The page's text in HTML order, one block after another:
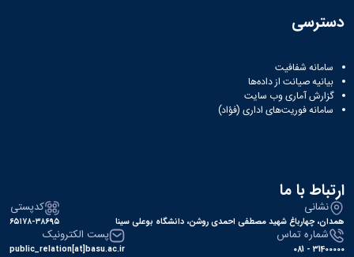
دسترسی
سامانه شفافیت
بیانیه صیانت از داده‌ها
گزارش آماری وب‌ سایت
سامانه فوریت‌های اداری (فؤاد)
ارتباط با ما
نشانی
همدان، چهارباغ شهید مصطفی احمدی روشن، دانشگاه بوعلی سینا
کدپستی
۶۵۱۷۸-۳۸۶۹۵
شماره تماس
31400000 - 081
پست الکترونیک
public_relation[at]basu.ac.ir